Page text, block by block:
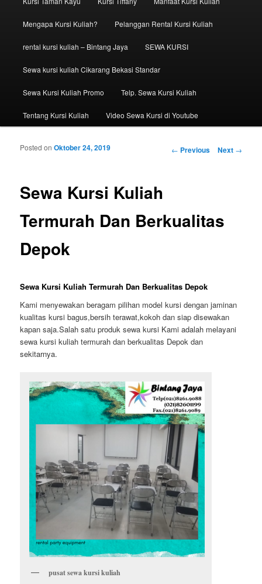
Mengapa Kursi Kuliah? Pelanggan Rental Kursi Kuliah
rental kursi kuliah – Bintang Jaya SEWA KURSI
Sewa kursi kuliah Cikarang Bekasi Standar
Sewa Kursi Kuliah Promo Telp. Sewa Kursi Kuliah
Tentang Kursi Kuliah Video Sewa Kursi di Youtube
Post navigation
← Previous Next →
Sewa Kursi Kuliah
Termurah Dan Berkualitas
Depok
Posted onOktober 24, 2019
Sewa Kursi Kuliah Termurah Dan Berkualitas Depok
Kami menyewakan beragam pilihan model kursi dengan jaminan
kualitas kursi bagus,bersih terawat,kokoh dan siap disewakan
kapan saja.Salah satu produk sewa kursi Kami adalah melayani
sewa kursi kuliah termurah dan berkualitas Depok dan
sekitarnya.
pusat sewa kursi kuliah